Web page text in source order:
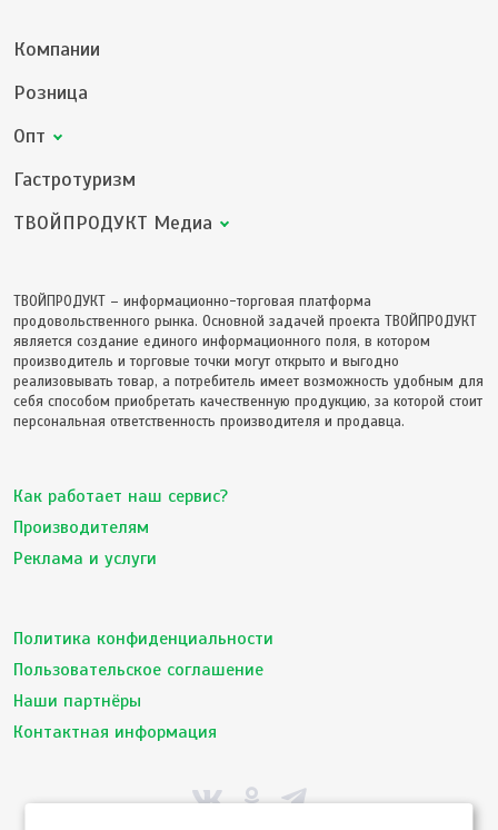
Компании
Розница
Опт
Гастротуризм
ТВОЙПРОДУКТ Медиа
ТВОЙПРОДУКТ – информационно-торговая платформа
продовольственного рынка. Основной задачей проекта ТВОЙПРОДУКТ
является создание единого информационного поля, в котором
производитель и торговые точки могут открыто и выгодно
реализовывать товар, а потребитель имеет возможность удобным для
себя способом приобретать качественную продукцию, за которой стоит
персональная ответственность производителя и продавца.
Как работает наш сервис?
Производителям
Реклама и услуги
Политика конфиденциальности
Пользовательское соглашение
Наши партнёры
Контактная информация